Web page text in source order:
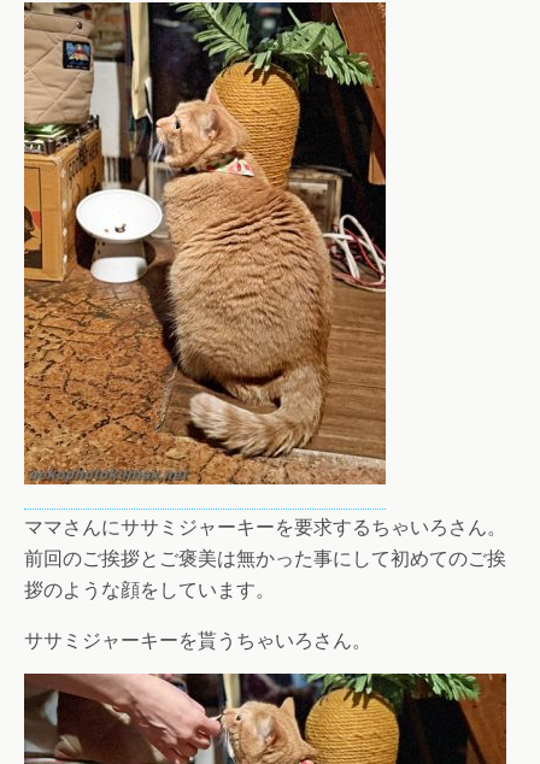
ママさんにササミジャーキーを要求するちゃいろさん。
前回のご挨拶とご褒美は無かった事にして初めてのご挨
拶のような顔をしています。
ササミジャーキーを貰うちゃいろさん。